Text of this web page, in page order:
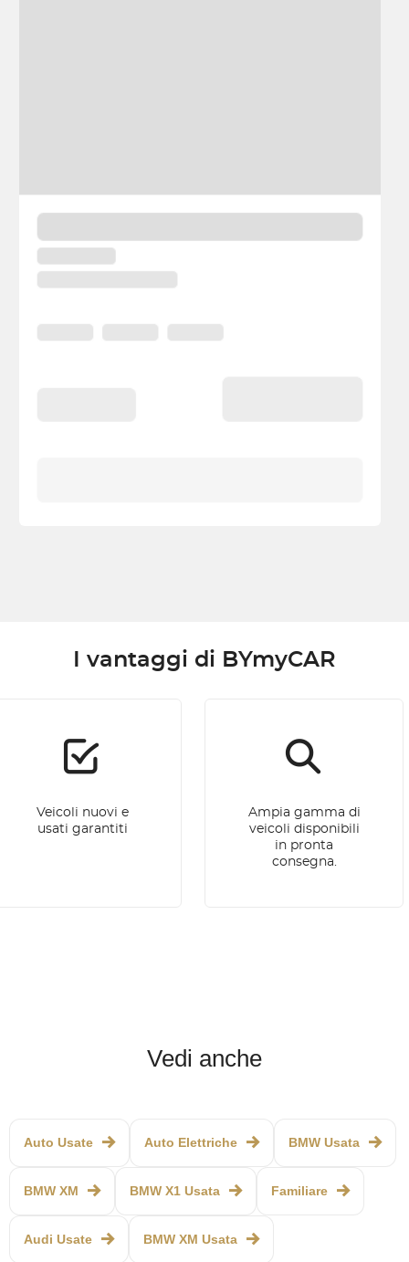
I vantaggi di BYmyCAR
Veicoli nuovi e
usati garantiti
Ampia gamma di
veicoli disponibili
in pronta
consegna.
Vedi anche
Auto Usate Auto Elettriche BMW Usata
BMW XM BMW X1 Usata Familiare
Audi Usate BMW XM Usata